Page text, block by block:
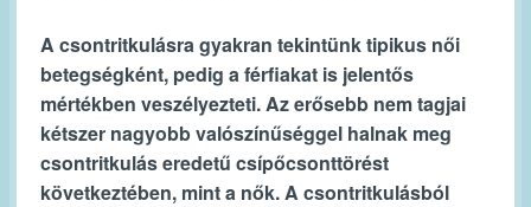
A csontritkulásra gyakran tekintünk tipikus női
betegségként, pedig a férfiakat is jelentős
mértékben veszélyezteti. Az erősebb nem tagjai
kétszer nagyobb valószínűséggel halnak meg
csontritkulás eredetű csípőcsonttörést
következtében, mint a nők. A csontritkulásból